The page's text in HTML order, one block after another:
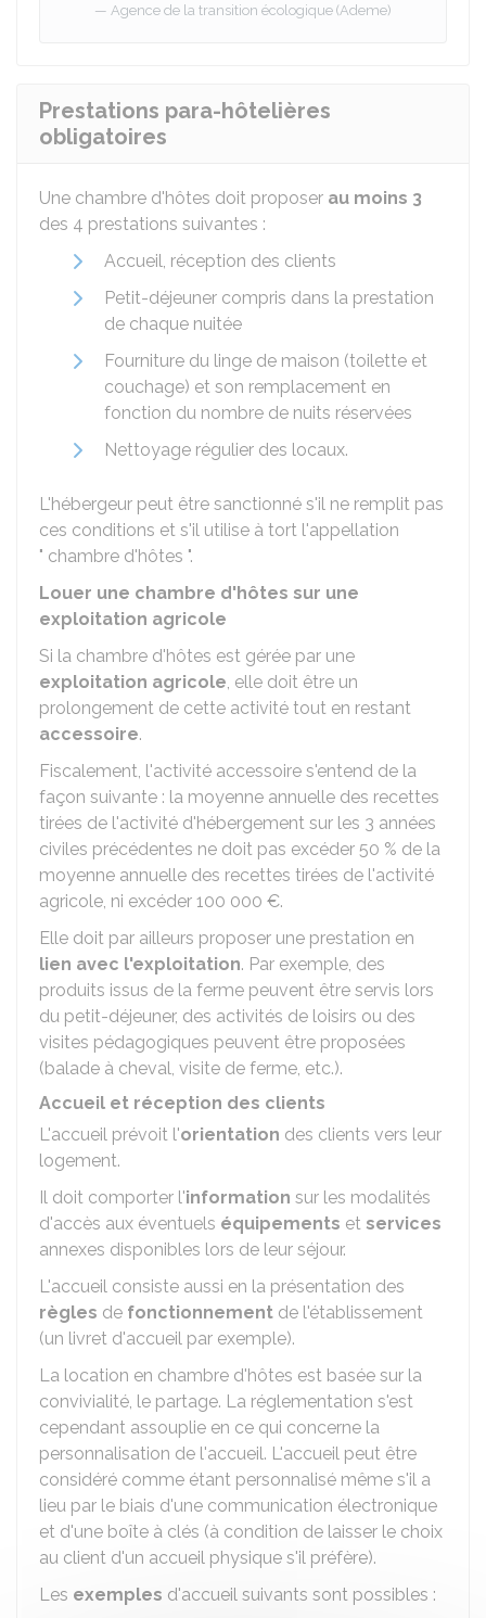
Agence de la transition écologique (Ademe)
Prestations para-hôtelières
obligatoires
Une chambre d'hôtes doit proposer au moins 3
des 4 prestations suivantes :
Accueil, réception des clients
Petit-déjeuner compris dans la prestation
de chaque nuitée
Fourniture du linge de maison (toilette et
couchage) et son remplacement en
fonction du nombre de nuits réservées
Nettoyage régulier des locaux.
L'hébergeur peut être sanctionné s'il ne remplit pas
ces conditions et s'il utilise à tort l'appellation
" chambre d'hôtes ".
Louer une chambre d'hôtes sur une
exploitation agricole
Si la chambre d'hôtes est gérée par une
exploitation agricole, elle doit être un
prolongement de cette activité tout en restant
accessoire.
Fiscalement, l'activité accessoire s'entend de la
façon suivante : la moyenne annuelle des recettes
tirées de l'activité d'hébergement sur les 3 années
civiles précédentes ne doit pas excéder 50 % de la
moyenne annuelle des recettes tirées de l'activité
agricole, ni excéder 100 000 €.
Elle doit par ailleurs proposer une prestation en
lien avec l'exploitation. Par exemple, des
produits issus de la ferme peuvent être servis lors
du petit-déjeuner, des activités de loisirs ou des
visites pédagogiques peuvent être proposées
(balade à cheval, visite de ferme, etc.).
Accueil et réception des clients
L'accueil prévoit l'orientation des clients vers leur
logement.
Il doit comporter l'information sur les modalités
d'accès aux éventuels équipements et services
annexes disponibles lors de leur séjour.
L'accueil consiste aussi en la présentation des
règles de fonctionnement de l'établissement
(un livret d'accueil par exemple).
La location en chambre d'hôtes est basée sur la
convivialité, le partage. La réglementation s'est
cependant assouplie en ce qui concerne la
personnalisation de l'accueil. L'accueil peut être
considéré comme étant personnalisé même s'il a
lieu par le biais d'une communication électronique
et d'une boîte à clés (à condition de laisser le choix
au client d'un accueil physique s'il préfère).
Les exemples d'accueil suivants sont possibles :